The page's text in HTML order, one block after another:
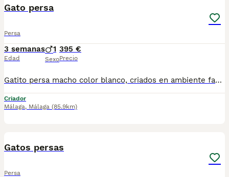
Gato persa
Persa
3 semanas
Edad
1
Sexo
395 €
Precio
Gatito persa macho color blanco, criados en ambiente familiar. Nacido el 14 de julio. Se recojen en fuente de piedra, un pueblo de malaga para mas información por wasap al 610704512
Criador
Málaga, Málaga (85.9km)
Gatos persas
Persa